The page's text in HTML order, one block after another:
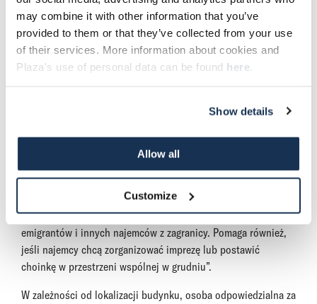
may combine it with other information that you’ve
provided to them or that they’ve collected from your use
of their services. More information about cookies and
Plaza's use of personal data can be found here
Show details
Allow all
Customize
Specjalista ds. obsługi
pełnią swoją „tradycyjną” rolę, taką jak naprawa cieknącego
więcej. Specjalista ds. obsługi mieszkańców w Plaza to osoba,
przykład naszym najemcom w rejestracji w urzędzie gminy,
ubieganiu się o dodatek mieszkaniowy i załatwianiu
ubezpieczenia. Jest to bardzo cenna pomoc, zwłaszcza dla
emigrantów i innych najemców z zagranicy. Pomaga również,
jeśli najemcy chcą zorganizować imprezę lub postawić
choinkę w przestrzeni wspólnej w grudniu”.
W zależności od lokalizacji budynku, osoba odpowiedzialna za